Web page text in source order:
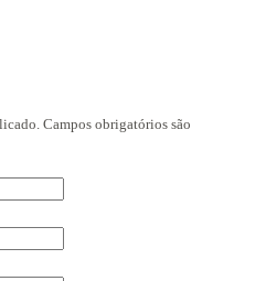
Campos obrigatórios são